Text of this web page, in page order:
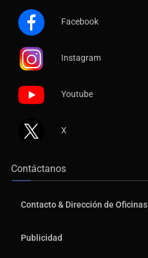
Facebook
Instagram
Youtube
X
Contáctanos
Contacto & Dirección de Oficinas
Publicidad